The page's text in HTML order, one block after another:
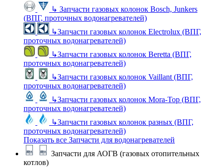
↳ Запчасти газовых колонок Bosch, Junkers
(ВПГ, проточных водонагревателей)
↳Запчасти газовых колонок Electrolux (ВПГ,
проточных водонагревателей)
↳Запчасти газовых колонок Beretta (ВПГ,
проточных водонагревателей)
↳Запчасти газовых колонок Vaillant (ВПГ,
проточных водонагревателей)
↳Запчасти газовых колонок Mora-Top (ВПГ,
проточных водонагревателей)
↳Запчасти газовых колонок разных (ВПГ,
проточных водонагревателей)
Показать все Запчасти для водонагревателей
Запчасти для АОГВ (газовых отопительных
котлов)